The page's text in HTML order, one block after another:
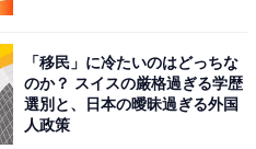
「移民」に冷たいのはどっちな
のか？ スイスの厳格過ぎる学歴
選別と、日本の曖昧過ぎる外国
人政策